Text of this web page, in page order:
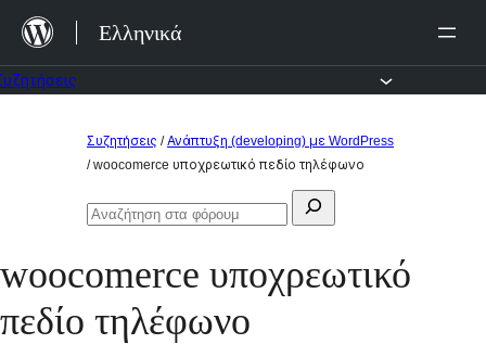
Μετάβαση
στο
περιεχόμενο
Ελληνικά
Συζητήσεις / Ανάπτυξη (developing) με WordPress
/ woocomerce υποχρεωτικό πεδίο τηλέφωνο
Αναζήτηση
Αναζήτηση
woocomerce υποχρεωτικό
πεδίο τηλέφωνο